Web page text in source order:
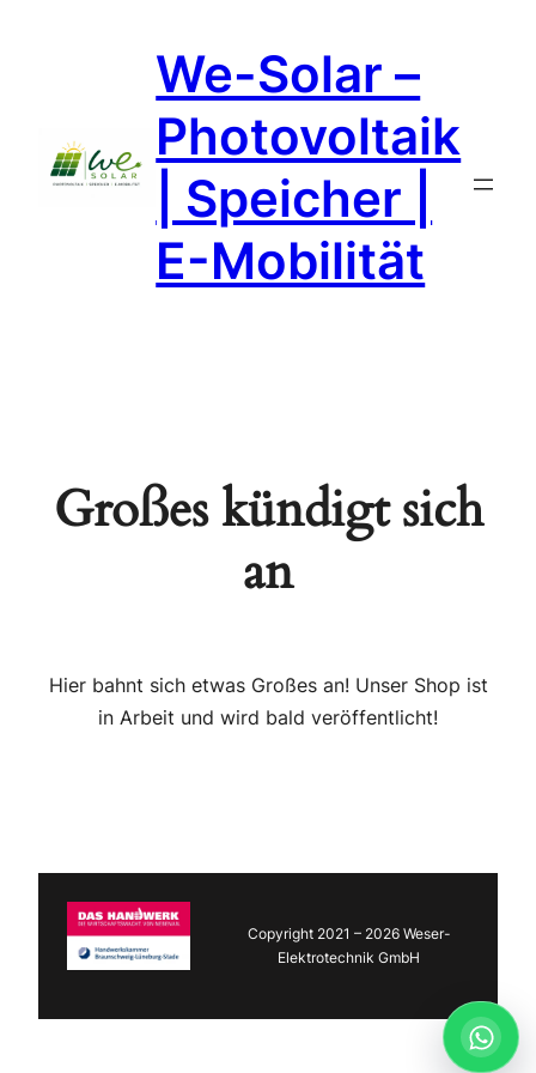
We-Solar –
Photovoltaik
| Speicher |
E-Mobilität
Großes kündigt sich
an
Hier bahnt sich etwas Großes an! Unser Shop ist
in Arbeit und wird bald veröffentlicht!
Copyright 2021 – 2026 Weser-
Elektrotechnik GmbH